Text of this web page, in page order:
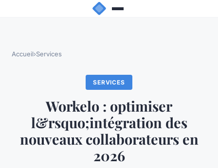
Accueil›Services
SERVICES
Workelo : optimiser
l&rsquo;intégration des
nouveaux collaborateurs en
2026